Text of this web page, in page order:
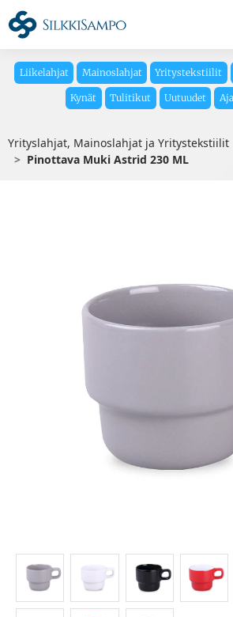
Liikelahjat Mainoslahjat Yritystekstiilit
Kynät Tulitikut Uutuudet
Yrityslahjat, Mainoslahjat ja Yritystekstiilit
Pinottava Muki Astrid 230 ML